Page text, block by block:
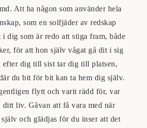
Att ha någon som använder hela
som en solfjäder av redskap
i dig som är redo att stiga fram, både
för att hon själv vågat gå dit i sig
efter dig till sist tar dig till platsen,
du bit för bit kan ta hem dig själv.
flytt och varit rädd för, var
liv. Gåvan att få vara med när
och glädjas för du inser att det